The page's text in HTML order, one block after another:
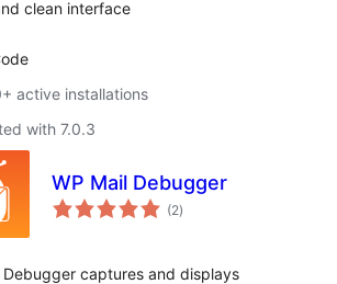
clean interface
active installations
with 7.0.3
WP Mail Debugger
(2total
ratings
)
Debugger captures and displays